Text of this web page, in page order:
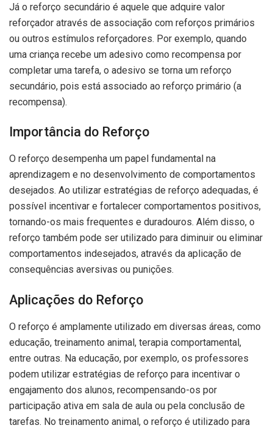
Já o reforço secundário é aquele que adquire valor
reforçador através de associação com reforços primários
ou outros estímulos reforçadores. Por exemplo, quando
uma criança recebe um adesivo como recompensa por
completar uma tarefa, o adesivo se torna um reforço
secundário, pois está associado ao reforço primário (a
recompensa).
Importância do Reforço
O reforço desempenha um papel fundamental na
aprendizagem e no desenvolvimento de comportamentos
desejados. Ao utilizar estratégias de reforço adequadas, é
possível incentivar e fortalecer comportamentos positivos,
tornando-os mais frequentes e duradouros. Além disso, o
reforço também pode ser utilizado para diminuir ou eliminar
comportamentos indesejados, através da aplicação de
consequências aversivas ou punições.
Aplicações do Reforço
O reforço é amplamente utilizado em diversas áreas, como
educação, treinamento animal, terapia comportamental,
entre outras. Na educação, por exemplo, os professores
podem utilizar estratégias de reforço para incentivar o
engajamento dos alunos, recompensando-os por
participação ativa em sala de aula ou pela conclusão de
tarefas. No treinamento animal, o reforço é utilizado para